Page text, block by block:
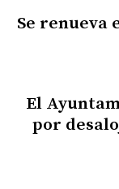
Se renueva
El
por